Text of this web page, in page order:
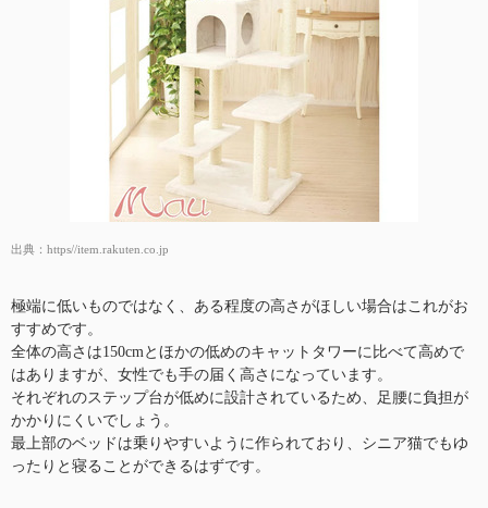
出典： https//item.rakuten.co.jp
極端に低いものではなく、ある程度の高さがほしい場合はこれがお
すすめです。
全体の高さは150cmとほかの低めのキャットタワーに比べて高めで
はありますが、女性でも手の届く高さになっています。
それぞれのステップ台が低めに設計されているため、足腰に負担が
かかりにくいでしょう。
最上部のベッドは乗りやすいように作られており、シニア猫でもゆ
ったりと寝ることができるはずです。